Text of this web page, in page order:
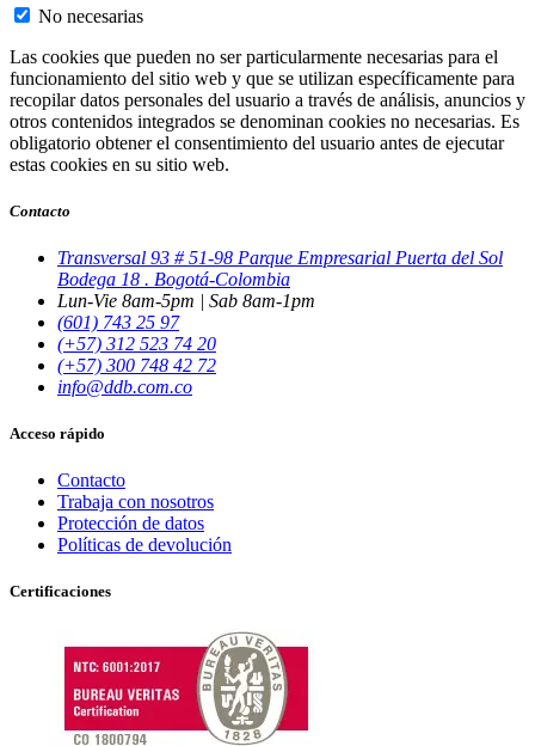
No necesarias
Las cookies que pueden no ser particularmente necesarias para el
funcionamiento del sitio web y que se utilizan específicamente para
recopilar datos personales del usuario a través de análisis, anuncios y
otros contenidos integrados se denominan cookies no necesarias. Es
obligatorio obtener el consentimiento del usuario antes de ejecutar
estas cookies en su sitio web.
Contacto
Transversal 93 # 51-98 Parque Empresarial Puerta del Sol
Bodega 18 . Bogotá-Colombia
Lun-Vie 8am-5pm | Sab 8am-1pm
(601) 743 25 97
(+57) 312 523 74 20
(+57) 300 748 42 72
info@ddb.com.co
Acceso rápido
Contacto
Trabaja con nosotros
Protección de datos
Políticas de devolución
Certificaciones